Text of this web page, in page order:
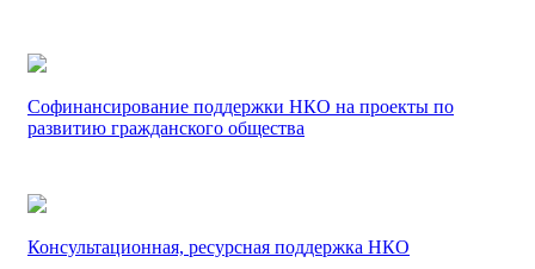
Софинансирование поддержки НКО на проекты по
развитию гражданского общества
Консультационная, ресурсная поддержка НКО